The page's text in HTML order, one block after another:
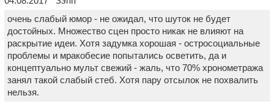
очень слабый юмор - не ожидал, что шуток не будет
достойных. Множество сцен просто никак не влияют на
раскрытие идеи. Хотя задумка хорошая - остросоциальные
проблемы и мракобесие попытались осветить, да и
концептуально мульт свежий - жаль, что 70% хронометража
занял такой слабый стеб. Хотя пару отсылок не похвалить
нельзя.